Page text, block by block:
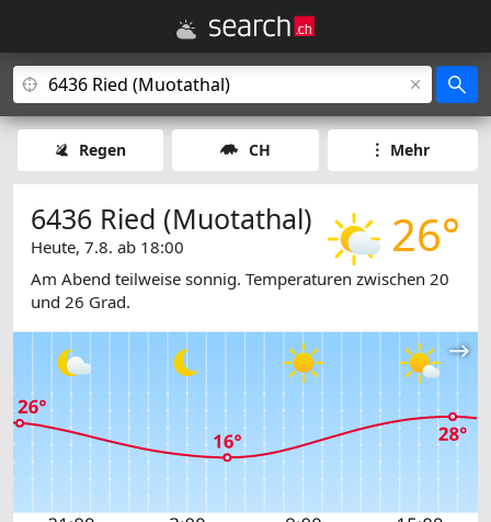
Regen CH Mehr
26°
6436 Ried (Muotathal)
Heute, 7.8. ab 18:00
Am Abend teilweise sonnig. Temperaturen zwischen 20
und 26 Grad.